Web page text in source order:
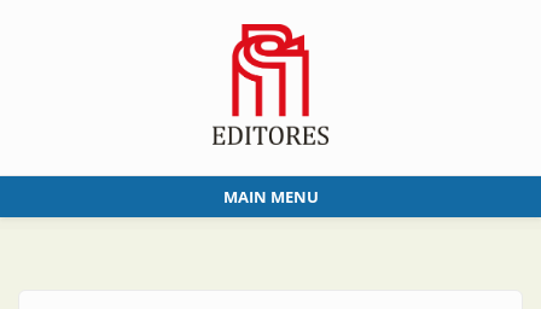
MAIN MENU